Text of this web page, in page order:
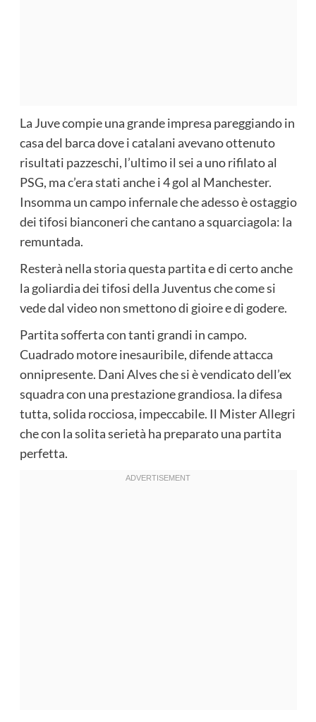
La Juve compie una grande impresa pareggiando in
casa del barca dove i catalani avevano ottenuto
risultati pazzeschi, l’ultimo il sei a uno rifilato al
PSG, ma c’era stati anche i 4 gol al Manchester.
Insomma un campo infernale che adesso è ostaggio
dei tifosi bianconeri che cantano a squarciagola: la
remuntada.
Resterà nella storia questa partita e di certo anche
la goliardia dei tifosi della Juventus che come si
vede dal video non smettono di gioire e di godere.
Partita sofferta con tanti grandi in campo.
Cuadrado motore inesauribile, difende attacca
onnipresente. Dani Alves che si è vendicato dell’ex
squadra con una prestazione grandiosa. la difesa
tutta, solida rocciosa, impeccabile. Il Mister Allegri
che con la solita serietà ha preparato una partita
perfetta.